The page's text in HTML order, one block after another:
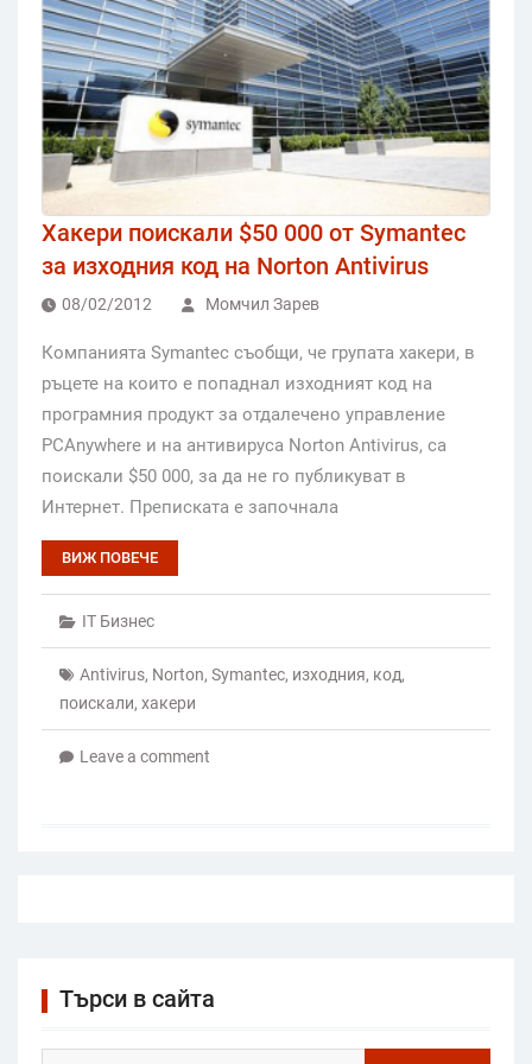
Хакери поискали $50 000 от Symantec
за изходния код на Norton Antivirus
08/02/2012 Момчил Зарев
Компанията Symantec съобщи, че групата хакери, в
ръцете на които е попаднал изходният код на
програмния продукт за отдалечено управление
PCAnywhere и на антивируса Norton Antivirus, са
поискали $50 000, за да не го публикуват в
Интернет. Преписката е започнала
ВИЖ ПОВЕЧЕ
IT Бизнес
Antivirus, Norton, Symantec, изходния, код,
поискали, хакери
Leave a comment
Търси в сайта